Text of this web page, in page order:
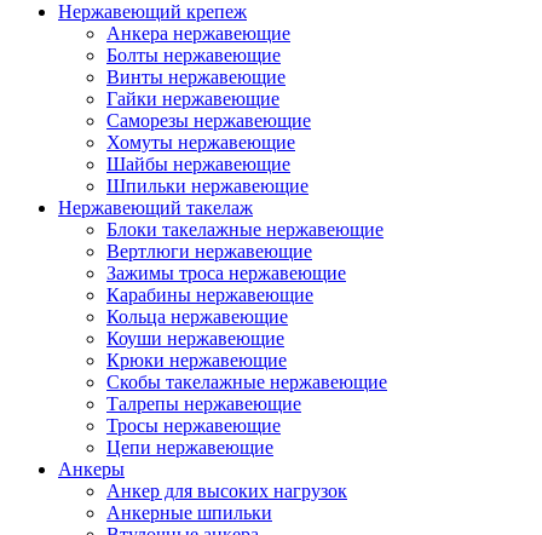
Нержавеющий крепеж
Анкера нержавеющие
Болты нержавеющие
Винты нержавеющие
Гайки нержавеющие
Саморезы нержавеющие
Хомуты нержавеющие
Шайбы нержавеющие
Шпильки нержавеющие
Нержавеющий такелаж
Блоки такелажные нержавеющие
Вертлюги нержавеющие
Зажимы троса нержавеющие
Карабины нержавеющие
Кольца нержавеющие
Коуши нержавеющие
Крюки нержавеющие
Скобы такелажные нержавеющие
Талрепы нержавеющие
Тросы нержавеющие
Цепи нержавеющие
Анкеры
Анкер для высоких нагрузок
Анкерные шпильки